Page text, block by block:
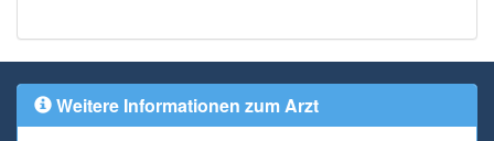
Weitere Informationen zum Arzt